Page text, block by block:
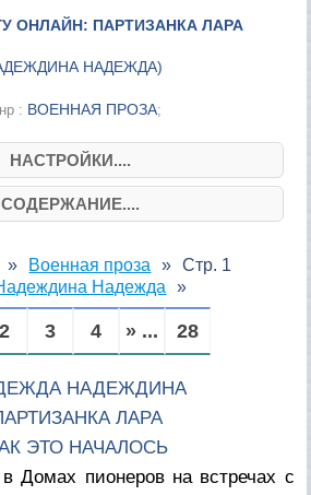
ОНЛАЙН: ПАРТИЗАНКА ЛАРА
НАДЕЖДА)
: ВОЕННАЯ ПРОЗА;
НАСТРОЙКИ....
СОДЕРЖАНИЕ....
Военная проза
Надежда
Стр. 1
2 3 4 » ... 28
НАДЕЖДИНА
ЛАРА
ЭТО НАЧАЛОСЬ
Домах пионеров на встречах с